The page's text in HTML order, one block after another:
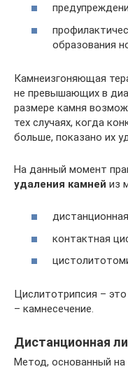
образования
Камнеизгоняющая
не превышающих в
размере камня
тех случаях, когда
больше, показано их
На данный момент
удаления камней из
контактная
Цислитотрипсия –
– камнесечение.
Дистанционная
Метод, основанный на